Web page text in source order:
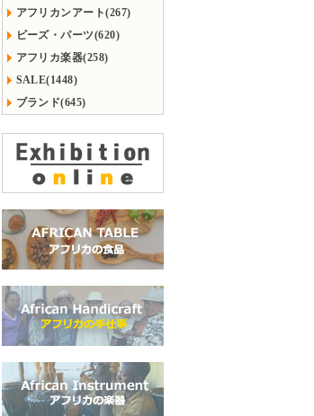
アフリカンアート(267)
ビーズ・パーツ(620)
アフリカ楽器(258)
SALE(1448)
ブランド(645)